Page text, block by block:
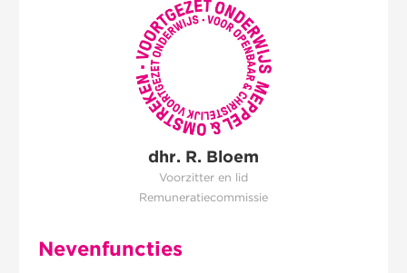
dhr. R. Bloem
Voorzitter en lid
Remuneratiecommissie
Nevenfuncties